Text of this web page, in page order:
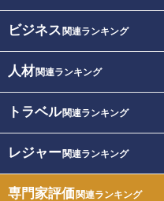
ビジネス 関連ランキング
人材関連ランキング
トラベル関連ランキング
レジャー関連ランキング
専門家評価関連ランキング